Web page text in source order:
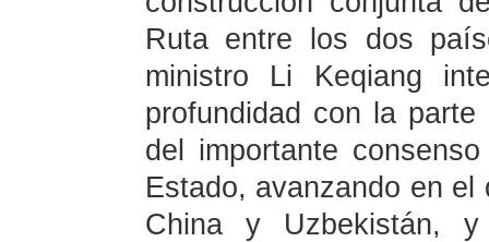
Ruta entre los dos
ministro Li Keqiang
profundidad con la
del importante
Estado, avanzando en
China y Uzbekistán,